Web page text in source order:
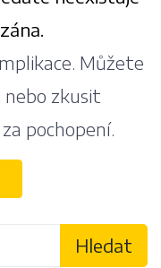
Můžete
zkusit
pochopení.
Hledat